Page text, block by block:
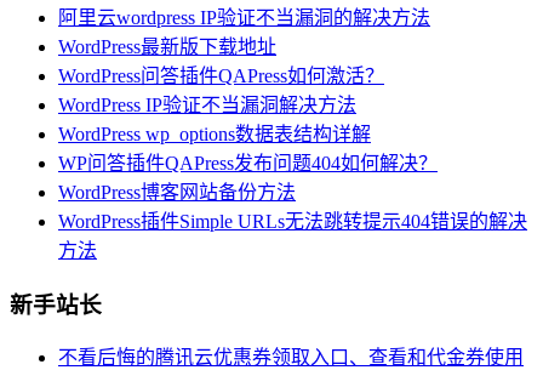
阿里云wordpress IP验证不当漏洞的解决方法
WordPress最新版下载地址
WordPress问答插件QAPress如何激活？
WordPress IP验证不当漏洞解决方法
WordPress wp_options数据表结构详解
WP问答插件QAPress发布问题404如何解决？
WordPress博客网站备份方法
WordPress插件Simple URLs无法跳转提示404错误的解决
方法
新手站长
不看后悔的腾讯云优惠券领取入口、查看和代金券使用